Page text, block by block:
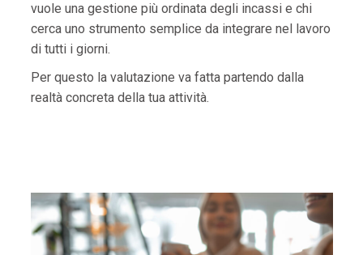
vuole una gestione più ordinata degli incassi e chi
cerca uno strumento semplice da integrare nel lavoro
di tutti i giorni.
Per questo la valutazione va fatta partendo dalla
realtà concreta della tua attività.